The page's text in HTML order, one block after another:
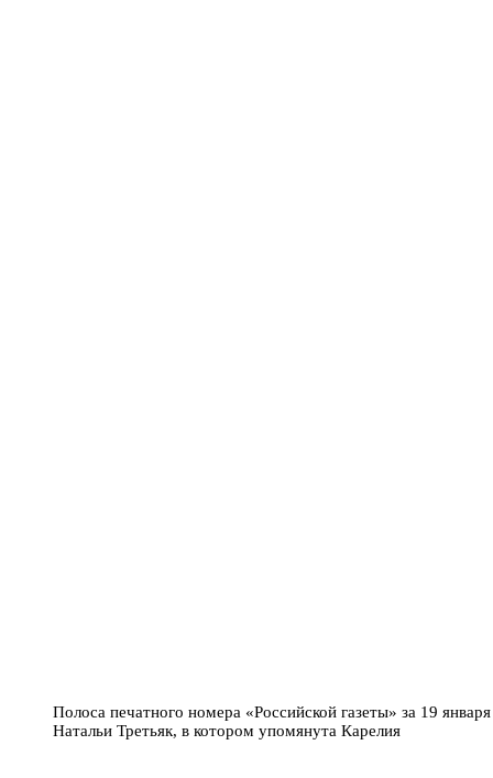
Полоса печатного номера «Российской газеты» за 19
Натальи Третьяк, в котором упомянута Карелия